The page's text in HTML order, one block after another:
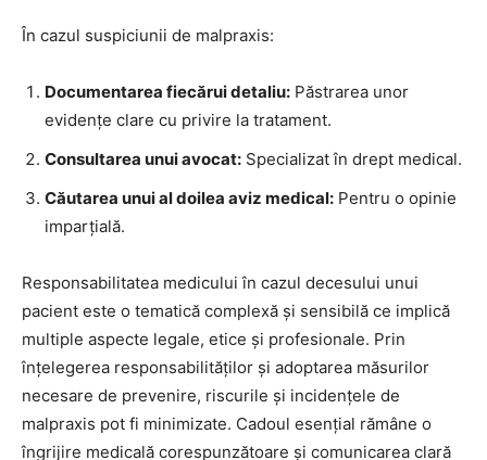
În cazul suspiciunii de malpraxis:
Documentarea fiecărui detaliu: Păstrarea unor
evidențe clare cu privire la tratament.
Consultarea unui avocat: Specializat în drept medical.
Căutarea unui al doilea aviz medical: Pentru o opinie
imparțială.
Responsabilitatea medicului în cazul decesului unui
pacient este o tematică complexă și sensibilă ce implică
multiple aspecte legale, etice și profesionale. Prin
înțelegerea responsabilităților și adoptarea măsurilor
necesare de prevenire, riscurile și incidențele de
malpraxis pot fi minimizate. Cadoul esențial rămâne o
îngrijire medicală corespunzătoare și comunicarea clară